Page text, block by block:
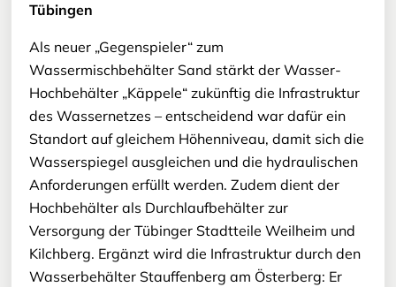
Tübingen
Als neuer „Gegenspieler“ zum
Wassermischbehälter Sand stärkt der Wasser-
Hochbehälter „Käppele“ zukünftig die Infrastruktur
des Wassernetzes – entscheidend war dafür ein
Standort auf gleichem Höhenniveau, damit sich die
Wasserspiegel ausgleichen und die hydraulischen
Anforderungen erfüllt werden. Zudem dient der
Hochbehälter als Durchlaufbehälter zur
Versorgung der Tübinger Stadtteile Weilheim und
Kilchberg. Ergänzt wird die Infrastruktur durch den
Wasserbehälter Stauffenberg am Österberg: Er